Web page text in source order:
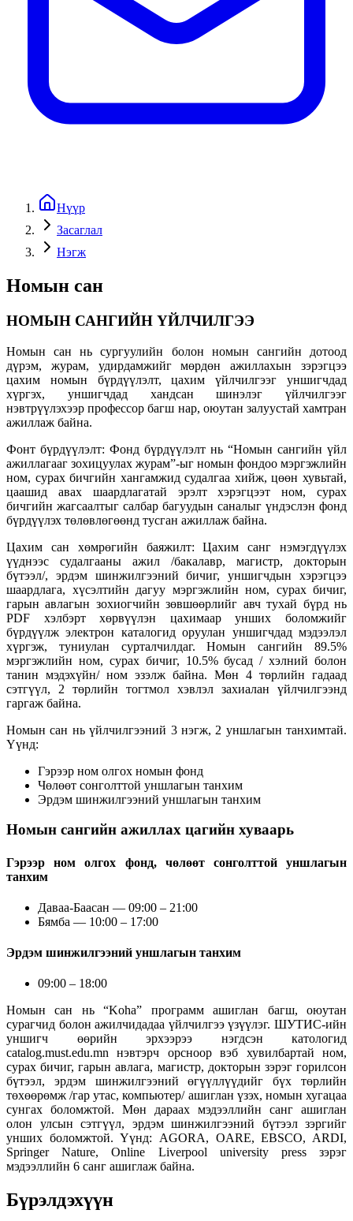
Нүүр
Засаглал
Нэгж
Номын сан
НОМЫН САНГИЙН ҮЙЛЧИЛГЭЭ
Номын сан нь сургуулийн болон номын сангийн дотоод
дүрэм, журам, удирдамжийг мөрдөн ажиллахын зэрэгцээ
цахим номын бүрдүүлэлт, цахим үйлчилгээг уншигчдад
хүргэх, уншигчдад хандсан шинэлэг үйлчилгээг
нэвтрүүлэхээр профессор багш нар, оюутан залуустай хамтран
ажиллаж байна.
Фонт бүрдүүлэлт: Фонд бүрдүүлэлт нь “Номын сангийн үйл
ажиллагааг зохицуулах журам”-ыг номын фондоо мэргэжлийн
ном, сурах бичгийн хангамжид судалгаа хийж, цөөн хувьтай,
цаашид авах шаардлагатай эрэлт хэрэгцээт ном, сурах
бичгийн жагсаалтыг салбар багуудын саналыг үндэслэн фонд
бүрдүүлэх төлөвлөгөөнд тусган ажиллаж байна.
Цахим сан хөмрөгийн баяжилт: Цахим санг нэмэгдүүлэх
үүднээс судалгааны ажил /бакалавр, магистр, докторын
бүтээл/, эрдэм шинжилгээний бичиг, уншигчдын хэрэгцээ
шаардлага, хүсэлтийн дагуу мэргэжлийн ном, сурах бичиг,
гарын авлагын зохиогчийн зөвшөөрлийг авч тухай бүрд нь
PDF хэлбэрт хөрвүүлэн цахимаар унших боломжийг
бүрдүүлж электрон каталогид оруулан уншигчдад мэдээлэл
хүргэж, туниулан сурталчилдаг. Номын сангийн 89.5%
мэргэжлийн ном, сурах бичиг, 10.5% бусад / хэлний болон
танин мэдэхүйн/ ном эзэлж байна. Мөн 4 төрлийн гадаад
сэтгүүл, 2 төрлийн тогтмол хэвлэл захиалан үйлчилгээнд
гаргаж байна.
Номын сан нь үйлчилгээний 3 нэгж, 2 уншлагын танхимтай.
Үүнд:
Гэрээр ном олгох номын фонд
Чөлөөт сонголттой уншлагын танхим
Эрдэм шинжилгээний уншлагын танхим
Номын сангийн ажиллах цагийн хуваарь
Гэрээр ном олгох фонд, чөлөөт сонголттой уншлагын
танхим
Даваа-Баасан — 09:00 – 21:00
Бямба — 10:00 – 17:00
Эрдэм шинжилгээний уншлагын танхим
09:00 – 18:00
Номын сан нь “Koha” программ ашиглан багш, оюутан
сурагчид болон ажилчидадаа үйлчилгээ үзүүлэг. ШУТИС-ийн
уншигч өөрийн эрхээрээ нэгдсэн катологид
catalog.must.edu.mn нэвтэрч орсноор вэб хувилбартай ном,
сурах бичиг, гарын авлага, магистр, докторын зэрэг горилсон
бүтээл, эрдэм шинжилгээний өгүүллүүдийг бүх төрлийн
төхөөрөмж /гар утас, компьютер/ ашиглан үзэх, номын хугацаа
сунгах боломжтой. Мөн дараах мэдээллийн санг ашиглан
олон улсын сэтгүүл, эрдэм шинжилгээний бүтээл зэргийг
унших боломжтой. Үүнд: AGORA, OARE, EBSCO, ARDI,
Springer Nature, Online Liverpool university press зэрэг
мэдээллийн 6 санг ашиглаж байна.
Бүрэлдэхүүн